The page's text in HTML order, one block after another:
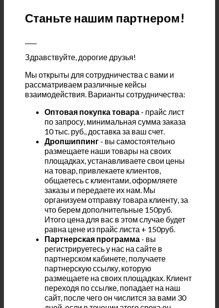
Станьте нашим партнером!
Здравствуйте, дорогие друзья!
Мы открыты для сотрудничества с вами и
рассматриваем различные кейсы
взаимодействия. Варианты сотрудничества:
Оптовая покупка товара - прайс лист
по запросу, минимальная сумма заказа
10 тыс. руб., доставка за ваш счет.
Дропшиппинг - вы самостоятельно
размещаете наши товары на своих
площадках, устанавливаете свои цены
на товар, привлекаете клиентов,
общаетесь с клиентами, оформляете
заказы и передаете их нам. Мы
организуем отправку товара клиенту, за
что берем дополнительные 150руб.
Итого цена для вас в этом случае будет
равна цене из прайс листа + 150руб.
Партнерская программа - вы
регистрируетесь у нас на сайте в
партнерском кабинете, получаете
партнерскую ссылку, которую
размещаете на своих площадках. Клиент
переходя по ссылке, попадает на наш
сайт, после чего он числится за вами 30